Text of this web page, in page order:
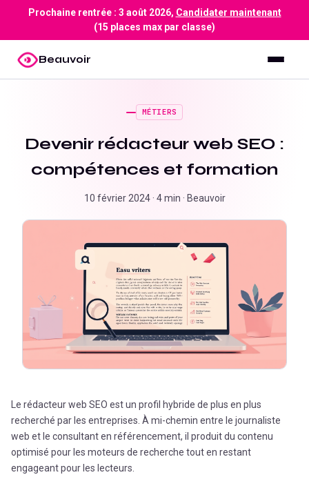
Prochaine rentrée : 3 août 2026, Candidater maintenant
(15 places max par classe)
Beauvoir
MÉTIERS
Devenir rédacteur web SEO :
compétences et formation
10 février 2024 · 4 min · Beauvoir
Le rédacteur web SEO est un profil hybride de plus en plus
recherché par les entreprises. À mi-chemin entre le journaliste
web et le consultant en référencement, il produit du contenu
optimisé pour les moteurs de recherche tout en restant
engageant pour les lecteurs.